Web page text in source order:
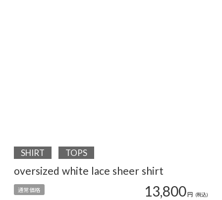
SHIRT TOPS
oversized white lace sheer shirt
通常価格 13,800円 (税込)